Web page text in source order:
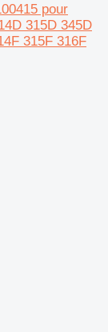
pour
315D 345D
315F 316F